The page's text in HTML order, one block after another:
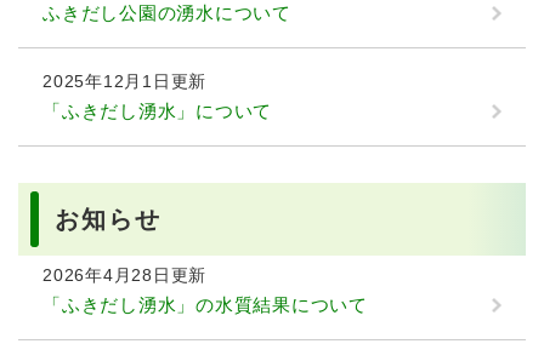
ふきだし公園の湧水について
2025年12月1日更新
「ふきだし湧水」について
お知らせ
2026年4月28日更新
「ふきだし湧水」の水質結果について